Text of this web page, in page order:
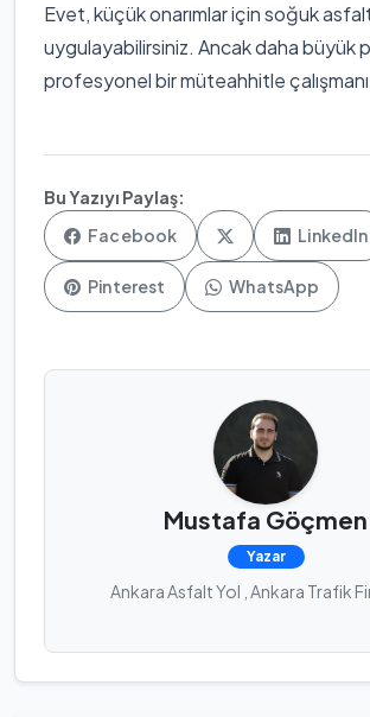
Evet, küçük onarımlar için soğuk
uygulayabilirsiniz. Ancak daha büyük
profesyonel bir müteahhitle
Bu Yazıyı Paylaş:
Facebook
LinkedIn
Pinterest WhatsApp
Mustafa Göçmen
Yazar
Ankara Asfalt Yol , Ankara Trafik